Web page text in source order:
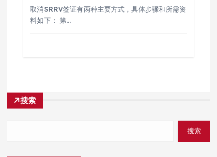
取消SRRV签证有两种主要方式，具体步骤和所需资
料如下： 第…
搜索
搜索